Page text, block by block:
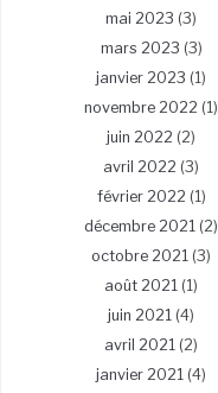
mai 2023 (3)
mars 2023 (3)
janvier 2023 (1)
novembre 2022 (1)
juin 2022 (2)
avril 2022 (3)
février 2022 (1)
décembre 2021 (2)
octobre 2021 (3)
août 2021 (1)
juin 2021 (4)
avril 2021 (2)
janvier 2021 (4)